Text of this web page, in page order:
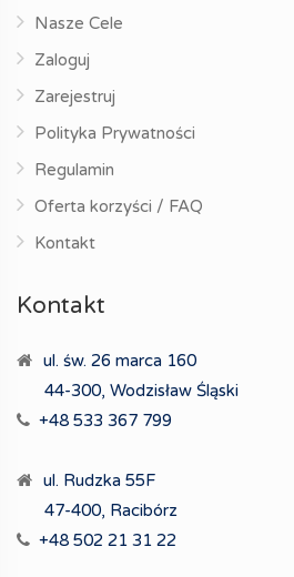
Nasze Cele
Zaloguj
Zarejestruj
Polityka Prywatności
Regulamin
Oferta korzyści / FAQ
Kontakt
Kontakt
ul. św. 26 marca 160
44-300, Wodzisław Śląski
+48 533 367 799
ul. Rudzka 55F
47-400, Racibórz
+48 502 21 31 22